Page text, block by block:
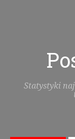
Statystyki